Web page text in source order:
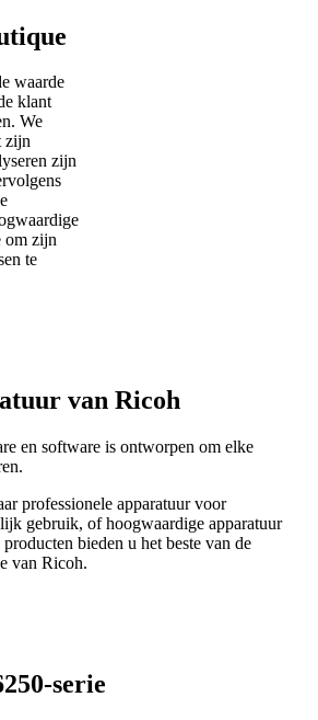
waarde
klant
We
zijn
zijn
om zijn
te
van Ricoh
en software is ontworpen om elke
professionele apparatuur voor
gebruik, of hoogwaardige apparatuur
bieden u het beste van de
van Ricoh.
serie